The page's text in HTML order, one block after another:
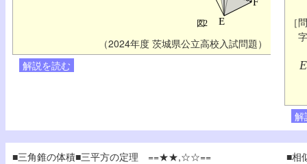
（2024年度 茨城県公立高校入試問題）
解説を読む
［
E
解
■三角錐の体積■三平方の定理 ==★★,☆☆==
■相